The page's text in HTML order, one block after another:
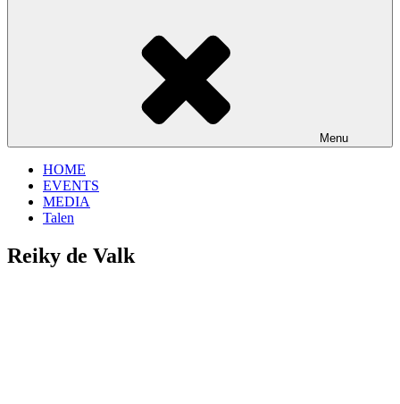
Menu
HOME
EVENTS
MEDIA
Talen
Reiky de Valk